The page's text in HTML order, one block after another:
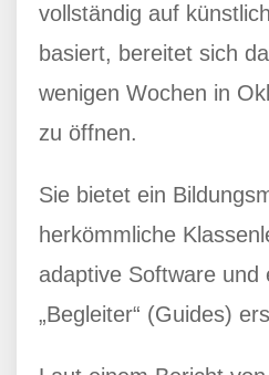
vollständig auf
basiert, bereitet sich
wenigen Wochen in
zu öffnen.
Sie bietet ein
herkömmliche
adaptive Software und
„Begleiter“ (Guides)